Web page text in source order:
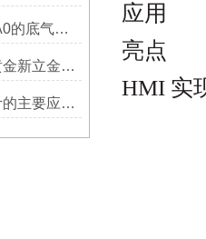
7MH4138-6AA00-0BA0的底气：这些核心功能，让精准称重不再是难题
西门子皮带秤在山东黄金新立金矿的成功应用
以下是微波雷达物位计的主要应用领域及具体场景分析
应用
亮点
HMI 实